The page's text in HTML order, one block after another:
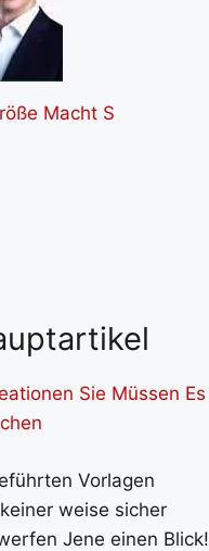
Sie Müssen Es
Vorlagen
weise sicher
Jene einen Blick!